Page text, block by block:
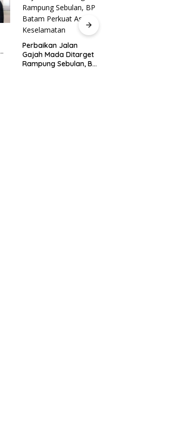
Perbaikan Jalan
Gajah Mada Ditarget
Rampung Sebulan, BP